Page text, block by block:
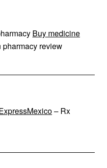
Buy medicine
pharmacy review
– Rx